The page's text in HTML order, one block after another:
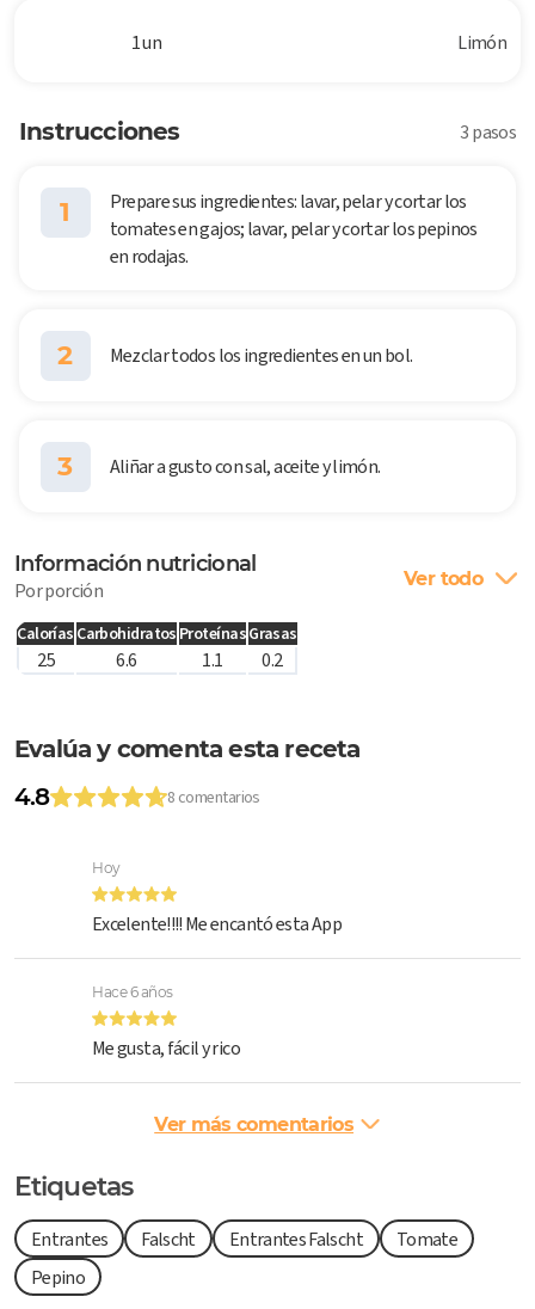
1 un Limón
Instrucciones 3 pasos
1
Prepare sus ingredientes: lavar, pelar y cortar los
tomates en gajos; lavar, pelar y cortar los pepinos
en rodajas.
2 Mezclar todos los ingredientes en un bol.
3 Aliñar a gusto con sal, aceite y limón.
Información nutricional
Por porción Ver todo
Calorías Carbohidratos ProteínasGrasas
25 6.6 1.1 0.2
Evalúa y comenta esta receta
4.8
8 comentarios
Hoy
Excelente!!!! Me encantó esta App
Hace 6 años
Me gusta, fácil y rico
Ver más comentarios
Etiquetas
Entrantes Falscht Entrantes Falscht
Tomate
Pepino